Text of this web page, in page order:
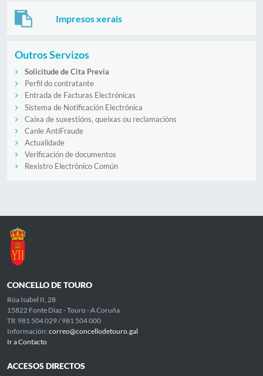
Impresos xerais
Outros Servizos
Solicitude de Cita Previa
Perfil do contratante
Entrada de Facturas Electrónicas
Sistema de Notificación Electrónica
Caixa de suxestións, queixas ou reclamacións
Canle AntiFraude
Actualidade
Verificación de documentos
Rexistro Electrónico Común
CONCELLO DE TOURO
Rúa Isabel II, 28
15822 Fonte Díaz - Touro - A Coruña
Tlf. 981 504 029 / 981 504 000
Información: correo@concellodetouro.gal
Ir a Contacto
ACCESOS DIRECTOS